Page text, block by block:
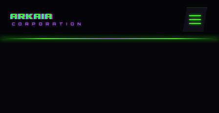
ARKAIA
CORPORATION